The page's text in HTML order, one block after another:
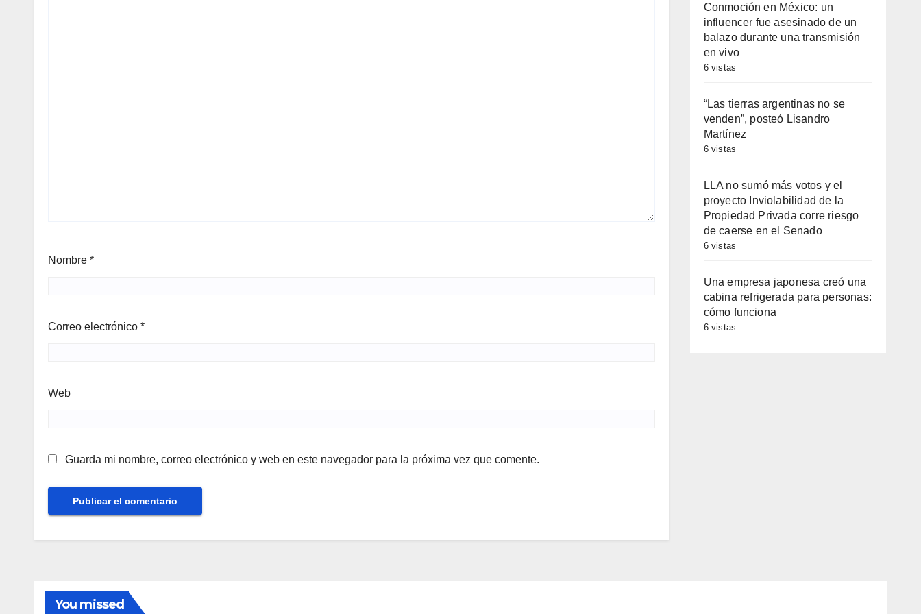
Nombre *
Correo electrónico *
Web
Guarda mi nombre, correo electrónico y web en este navegador para la próxima vez que comente.
Conmoción en México: un
influencer fue asesinado de un
balazo durante una transmisión
en vivo
6 vistas
“Las tierras argentinas no se
venden”, posteó Lisandro
Martínez
6 vistas
LLA no sumó más votos y el
proyecto Inviolabilidad de la
Propiedad Privada corre riesgo
de caerse en el Senado
6 vistas
Una empresa japonesa creó una
cabina refrigerada para personas:
cómo funciona
6 vistas
You missed